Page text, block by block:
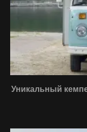
Уникальный